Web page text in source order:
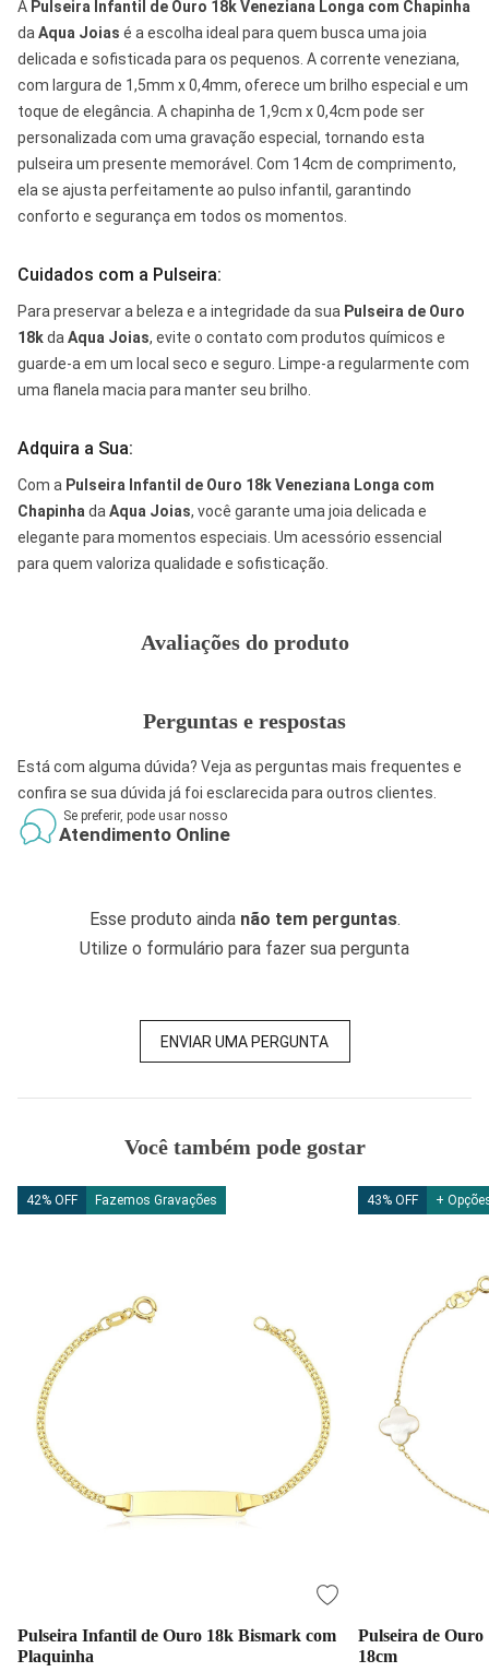
A Pulseira Infantil de Ouro 18k Veneziana Longa com Chapinha
da Aqua Joias é a escolha ideal para quem busca uma joia
delicada e sofisticada para os pequenos. A corrente veneziana,
com largura de 1,5mm x 0,4mm, oferece um brilho especial e um
toque de elegância. A chapinha de 1,9cm x 0,4cm pode ser
personalizada com uma gravação especial, tornando esta
pulseira um presente memorável. Com 14cm de comprimento,
ela se ajusta perfeitamente ao pulso infantil, garantindo
conforto e segurança em todos os momentos.
Cuidados com a Pulseira:
Para preservar a beleza e a integridade da sua Pulseira de Ouro
18kda Aqua Joias, evite o contato com produtos químicos e
guarde-a em um local seco e seguro. Limpe-a regularmente com
uma flanela macia para manter seu brilho.
Adquira a Sua:
Com a Pulseira Infantil de Ouro 18k Veneziana Longa com
Chapinha da Aqua Joias, você garante uma joia delicada e
elegante para momentos especiais. Um acessório essencial
para quem valoriza qualidade e sofisticação.
Avaliações do produto
Perguntas e respostas
Está com alguma dúvida? Veja as perguntas mais frequentes e
confira se sua dúvida já foi esclarecida para outros clientes.
Se preferir, pode usar nosso
Atendimento Online
Esse produto ainda não tem perguntas.
Utilize o formulário para fazer sua pergunta
ENVIAR UMA PERGUNTA
Você também pode gostar
42% OFF Fazemos Gravações
Pulseira Infantil de Ouro 18k Bismark com
Plaquinha
43% OFF +
Pulseira de Ouro
18cm